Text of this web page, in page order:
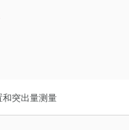
突出量测量